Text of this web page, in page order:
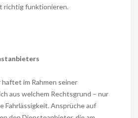
richtig funktionieren.
im Rahmen seiner
aus welchem Rechtsgrund – nur
Fahrlässigkeit. Ansprüche auf